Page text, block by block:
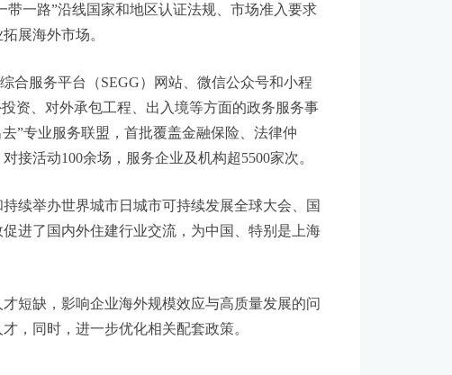
有效推动国内专业技术人才评价标准与国际衔
一路”沿线国家和地区认证法规、市场准入要求
展海外市场。
资、对外承包工程、出入境等方面的政务服务事
”专业服务联盟，首批覆盖金融保险、法律仲
接活动100余场，服务企业及机构超5500家次。
续举办世界城市日城市可持续发展全球大会、国
进了国内外住建行业交流，为中国、特别是上海